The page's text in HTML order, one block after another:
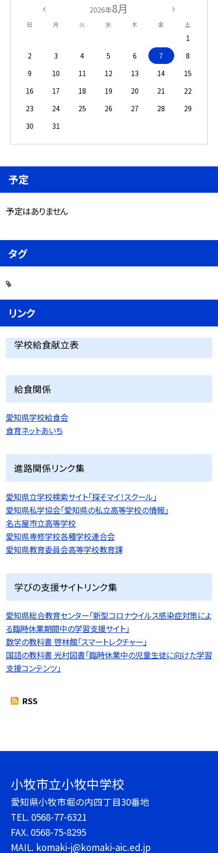
2026年8月
日 月 火 水 木 金 土
1
2
3 4 5 6 7
8
9
10 11 12 13 14
15
16
17 18 19 20 21
22
23
24 25 26 27 28
29
30
31
予定
予定はありません
タグ
リンク
学校給食献立表
給食関係
愛知県学校給食会
食育ネットあいち
進路関係リンク集
愛知県立学校検索サイト「探そマイ！スクール」
愛知県私学協会「愛知県の私立高等学校の情報」
名古屋市立高等学校
愛知県専修学校各種学校連合会
愛知県教育委員会高等学校教育課
学びの支援サイトリンク集
愛知県総合教育センター「新型コロナウイルス感染症対策によ
る臨時休業期間中の学習支援サイト」
数学の教科書 啓林館「スマートレクチャー」
国語の教科書 光村図書「臨時休業中の児童生徒に向けた学習
支援コンテンツ」
RSS
小牧市立小牧中学校
愛知県小牧市堀の内四丁目30番地
TEL. 0568-77-6321
FAX. 0568-75-8295
MAIL. komaki-j@komaki-aic.ed.jp